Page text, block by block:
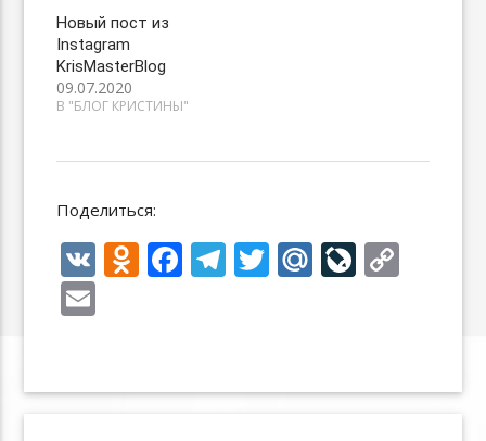
Новый пост из
Instagram
KrisMasterBlog
09.07.2020
В "БЛОГ КРИСТИНЫ"
Поделиться:
V O
kl
F
o
T
a
T M
u
Li
u Li
l